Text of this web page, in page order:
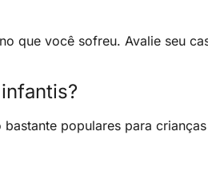
que você sofreu. Avalie seu
populares para